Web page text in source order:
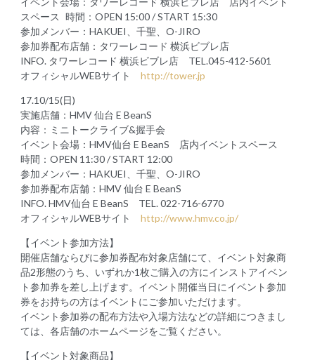
スペース 時間：OPEN 15:00 / START 15:30
参加メンバー：HAKUEI、千聖、O-JIRO
参加券配布店舗：タワーレコード 横浜ビブレ店
INFO. タワーレコード 横浜ビブレ店 TEL.045-412-5601
オフィシャルWEBサイト http://tower.jp
17.10/15(日)
実施店舗：HMV 仙台 E BeanS
内容：ミニトークライブ&握手会
イベント会場：HMV仙台 E BeanS 店内イベントスペース
時間：OPEN 11:30 / START 12:00
参加メンバー：HAKUEI、千聖、O-JIRO
参加券配布店舗：HMV 仙台 E BeanS
INFO. HMV仙台 E BeanS TEL. 022-716-6770
オフィシャルWEBサイト http://www.hmv.co.jp/
【イベント参加方法】
開催店舗ならびに参加券配布対象店舗にて、イベント対象商
品2形態のうち、いずれか1枚ご購入の方にインストアイベン
ト参加券を差し上げます。イベント開催当日にイベント参加
券をお持ちの方はイベントにご参加いただけます。
イベント参加券の配布方法や入場方法などの詳細につきまし
ては、各店舗のホームページをご覧ください。
【イベント対象商品】